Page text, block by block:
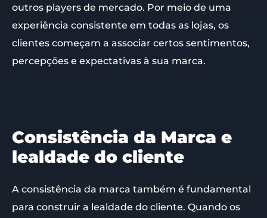
outros players de mercado. Por meio de uma
experiência consistente em todas as lojas, os
clientes começam a associar certos sentimentos,
percepções e expectativas à sua marca.
Consistência da Marca e
lealdade do cliente
A consistência da marca também é fundamental
para construir a lealdade do cliente. Quando os